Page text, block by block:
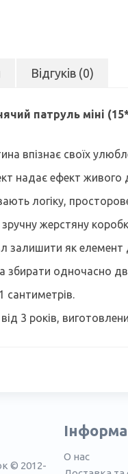
Відгуків (0)
патруль міні
впізнає своїх
надає ефект живого
логіку,
жерстяну
залишити як елемент
одночасно
сантиметрів.
3 років,
© 2012-
О нас